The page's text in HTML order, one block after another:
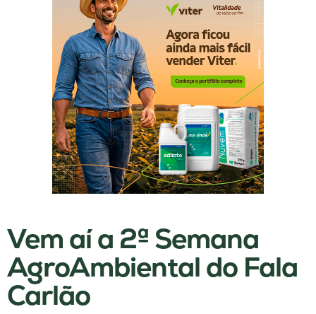
Vem aí a 2ª Semana
AgroAmbiental do Fala
Carlão